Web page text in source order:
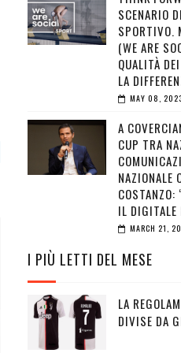
SCENARIO
SPORTIVO.
(WE ARE
QUALITÀ
LA
MAY 08,
A
CUP TRA
NAZIONALE
COSTANZO:
IL DIGITALE
MARCH 21,
I PIÙ LETTI DEL MESE
LA
DIVISE DA